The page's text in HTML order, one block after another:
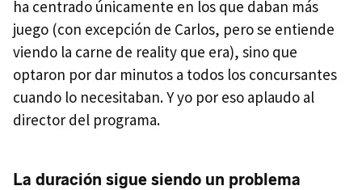
ha centrado únicamente en los que daban más
juego (con excepción de Carlos, pero se entiende
viendo la carne de reality que era), sino que
optaron por dar minutos a todos los concursantes
cuando lo necesitaban. Y yo por eso aplaudo al
director del programa.
La duración sigue siendo un problema